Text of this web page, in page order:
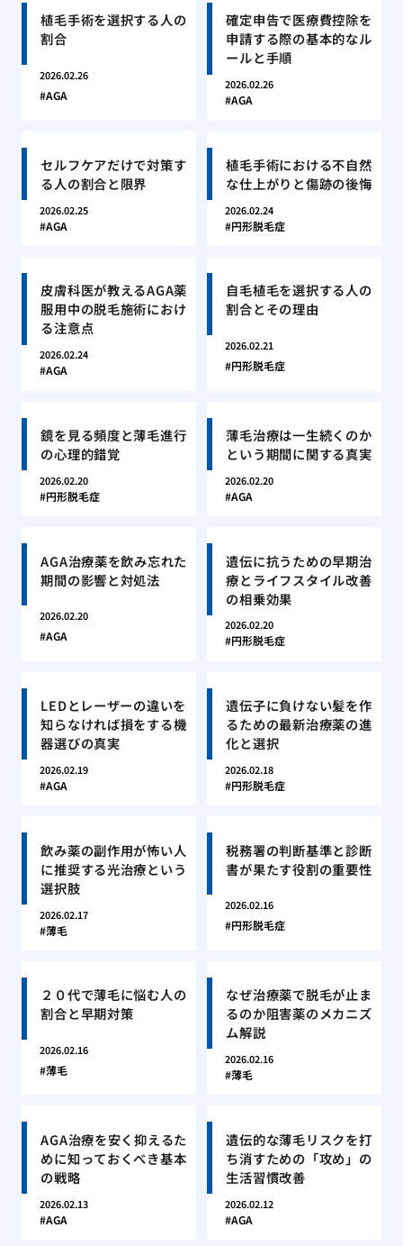
植毛手術を選択する人の
割合
2026.02.26
AGA
確定申告で医療費控除を
申請する際の基本的なル
ールと手順
2026.02.26
AGA
セルフケアだけで対策す
る人の割合と限界
2026.02.25
AGA
植毛手術における不自然
な仕上がりと傷跡の後悔
2026.02.24
円形脱毛症
皮膚科医が教えるAGA薬
服用中の脱毛施術におけ
る注意点
2026.02.24
AGA
自毛植毛を選択する人の
割合とその理由
2026.02.21
円形脱毛症
鏡を見る頻度と薄毛進行
の心理的錯覚
2026.02.20
円形脱毛症
薄毛治療は一生続くのか
という期間に関する真実
2026.02.20
AGA
AGA治療薬を飲み忘れた
期間の影響と対処法
2026.02.20
AGA
遺伝に抗うための早期治
療とライフスタイル改善
の相乗効果
2026.02.20
円形脱毛症
LEDとレーザーの違いを
知らなければ損をする機
器選びの真実
2026.02.19
AGA
遺伝子に負けない髪を作
るための最新治療薬の進
化と選択
2026.02.18
円形脱毛症
飲み薬の副作用が怖い人
に推奨する光治療という
選択肢
2026.02.17
薄毛
税務署の判断基準と診断
書が果たす役割の重要性
2026.02.16
円形脱毛症
２０代で薄毛に悩む人の
割合と早期対策
2026.02.16
薄毛
なぜ治療薬で脱毛が止ま
るのか阻害薬のメカニズ
ム解説
2026.02.16
薄毛
AGA治療を安く抑えるた
めに知っておくべき基本
の戦略
2026.02.13
AGA
遺伝的な薄毛リスクを打
ち消すための「攻め」の
生活習慣改善
2026.02.12
AGA